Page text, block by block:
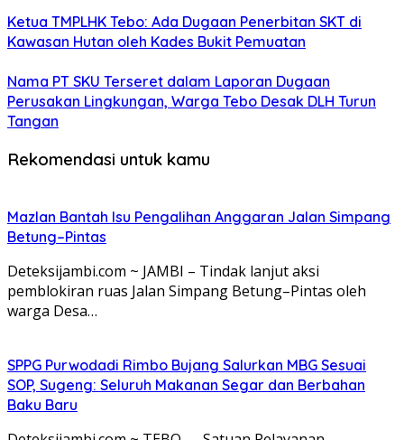
Ketua TMPLHK Tebo: Ada Dugaan Penerbitan SKT di
Kawasan Hutan oleh Kades Bukit Pemuatan
Nama PT SKU Terseret dalam Laporan Dugaan
Perusakan Lingkungan, Warga Tebo Desak DLH Turun
Tangan
Rekomendasi untuk kamu
Mazlan Bantah Isu Pengalihan Anggaran Jalan Simpang
Betung–Pintas
Deteksijambi.com ~ JAMBI – Tindak lanjut aksi
pemblokiran ruas Jalan Simpang Betung–Pintas oleh
warga Desa…
SPPG Purwodadi Rimbo Bujang Salurkan MBG Sesuai
SOP, Sugeng: Seluruh Makanan Segar dan Berbahan
Baku Baru